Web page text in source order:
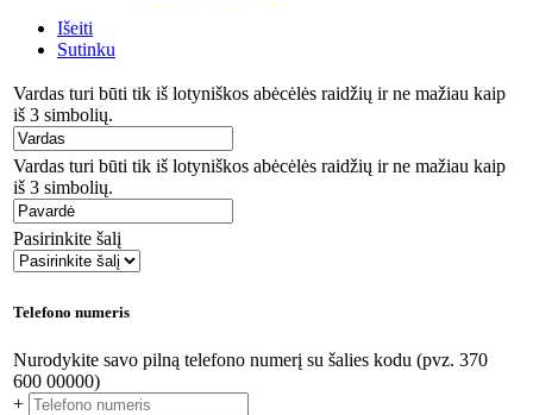
Išeiti
Sutinku
Vardas turi būti tik iš lotyniškos abėcėlės raidžių ir ne mažiau kaip
iš 3 simbolių.
Vardas turi būti tik iš lotyniškos abėcėlės raidžių ir ne mažiau kaip
iš 3 simbolių.
Pasirinkite šalį
Telefono numeris
Nurodykite savo pilną telefono numerį su šalies kodu (pvz. 370
600 00000)
+